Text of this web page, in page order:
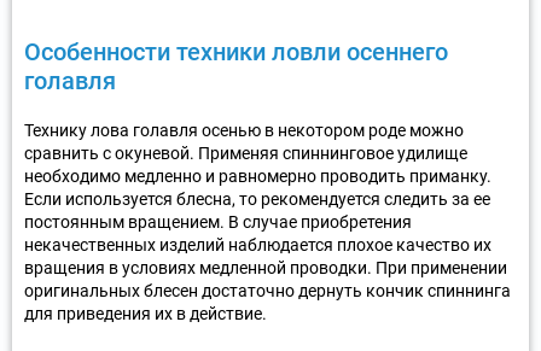
Особенности техники ловли осеннего
голавля
Технику лова голавля осенью в некотором роде можно
сравнить с окуневой. Применяя спиннинговое удилище
необходимо медленно и равномерно проводить приманку.
Если используется блесна, то рекомендуется следить за ее
постоянным вращением. В случае приобретения
некачественных изделий наблюдается плохое качество их
вращения в условиях медленной проводки. При применении
оригинальных блесен достаточно дернуть кончик спиннинга
для приведения их в действие.